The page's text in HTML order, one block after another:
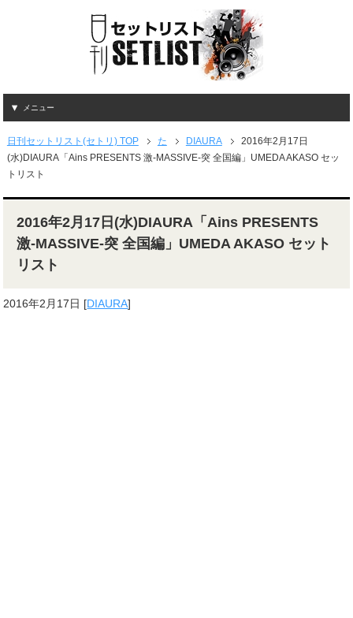
メニュー
日刊セットリスト(セトリ) TOP た DIAURA
2016年2月17日
(水)DIAURA「Ains PRESENTS 激-MASSIVE-突 全国編」UMEDA AKASO セッ
トリスト
2016年2月17日(水)DIAURA「Ains PRESENTS
激-MASSIVE-突 全国編」UMEDA AKASO セット
リスト
2016年2月17日 [DIAURA]